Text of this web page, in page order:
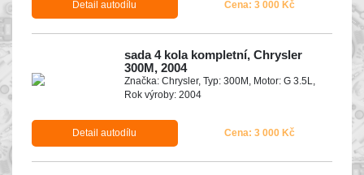
Detail autodílu Cena: 3 000 Kč
sada 4 kola kompletní, Chrysler
300M, 2004
Značka: Chrysler, Typ: 300M, Motor: G 3.5L,
Rok výroby: 2004
Detail autodílu Cena: 3 000 Kč